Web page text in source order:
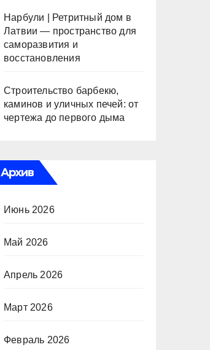
Нарбули | Ретритный дом в
Латвии — пространство для
саморазвития и
восстановления
Строительство барбекю,
каминов и уличных печей: от
чертежа до первого дыма
Архив
Июнь 2026
Май 2026
Апрель 2026
Март 2026
Февраль 2026